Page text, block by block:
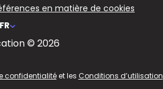
en matière de cookies
© 2026
confidentialitéet les Conditions d’utilisation